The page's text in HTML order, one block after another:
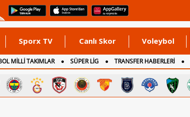
Sporx TV Canlı Skor Voleybol
MİLLİ TAKIMLAR SÜPER LİG TRANSFER HABERLERİ